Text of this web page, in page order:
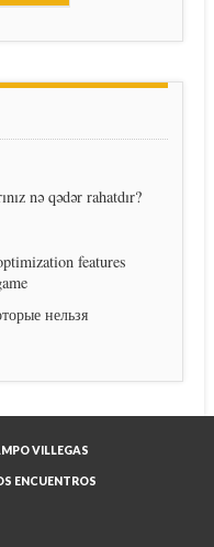
nə qədər rahatdır?
features
нельзя
VILLEGAS
ENCUENTROS